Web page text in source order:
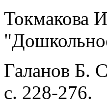
Токмакова
Галанов Б.
с. 228-276.